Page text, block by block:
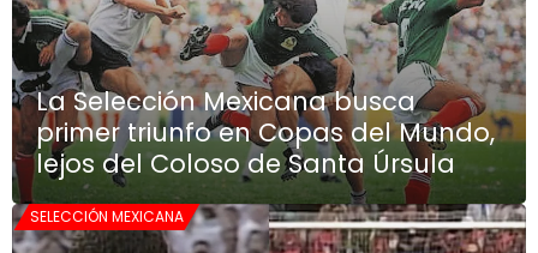
La Selección Mexicana busca
primer triunfo en Copas del Mundo,
lejos del Coloso de Santa Úrsula
SELECCIÓN MEXICANA